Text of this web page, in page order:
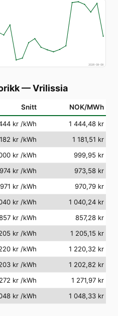
2026-08-08
—Vrilissia
Snitt NOK/MWh
kr /kWh
1 444,48 kr
kr /kWh
1 181,51 kr
kr /kWh
999,95 kr
kr /kWh
973,58 kr
kr /kWh
970,79 kr
kr /kWh
1 040,24 kr
kr /kWh
857,28 kr
kr /kWh
1 205,15 kr
kr /kWh
1 220,32 kr
kr /kWh
1 202,82 kr
kr /kWh
1 271,97 kr
kr /kWh 1 048,33 kr